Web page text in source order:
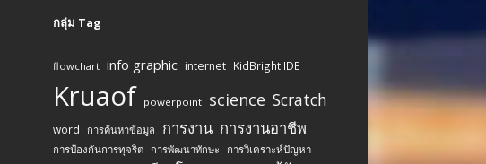
กลุ่ม Tag
flowchart info graphic internet KidBright IDE
Kruaof powerpoint science Scratch
word การค้นหาข้อมูล การงาน การงานอาชีพ
การป้องกันการทุจริต การพัฒนาทักษะ การวิเคราะห์ปัญหา